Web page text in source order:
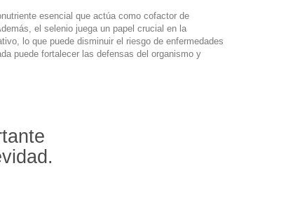
esencial que actúa como cofactor de
el selenio juega un papel crucial en la
lo que puede disminuir el riesgo de enfermedades
puede fortalecer las defensas del organismo y